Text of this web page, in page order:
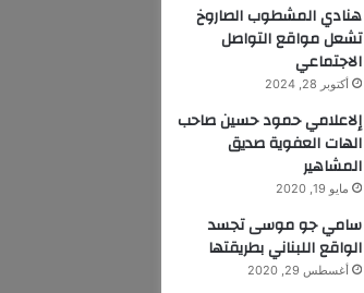
هنادي المشطوب الصاروخ
تشعل مواقع التواصل
الاجتماعي
أكتوبر 28, 2024
إلاعلامي حمود حسين صاحب
الهات العفوية صديق
المشاهير
مايو 19, 2020
سامي جو موسى تجسد
الواقع اللبناني بطريقتها
أغسطس 29, 2020